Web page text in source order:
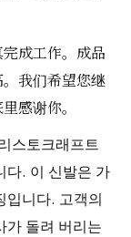
成工作。成品
我们希望您继
感谢你。
스토크래프트
다. 이 신발은 가
입니다. 고객의
가 돌려 버리는